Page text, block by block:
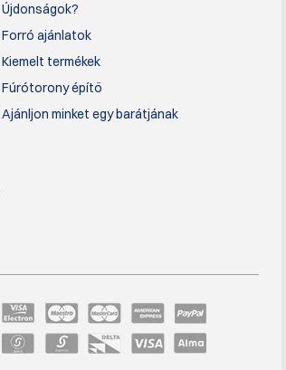
Újdonságok?
Forró ajánlatok
Kiemelt termékek
Fúrótorony építő
Ajánljon minket egy barátjának